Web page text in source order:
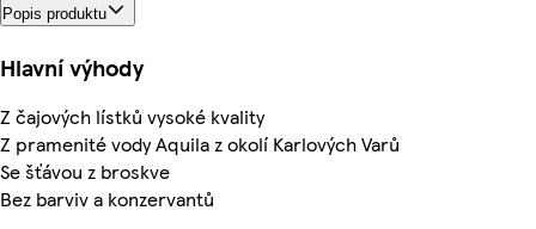
Popis produktu
Hlavní výhody
Z čajových lístků vysoké kvality
Z pramenité vody Aquila z okolí Karlových Varů
Se šťávou z broskve
Bez barviv a konzervantů